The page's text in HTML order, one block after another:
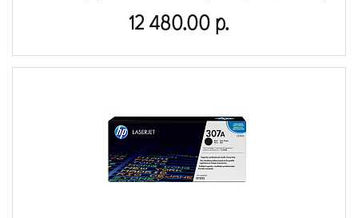
12 480.00 р.